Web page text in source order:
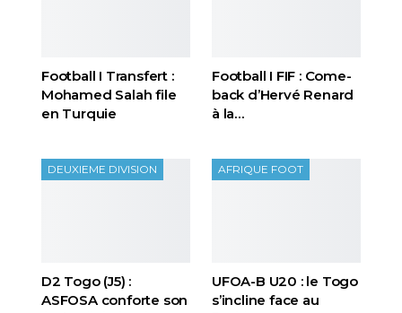
Football I Transfert :
Mohamed Salah file
en Turquie
Football I FIF : Come-
back d’Hervé Renard
à la…
DEUXIEME DIVISION
D2 Togo (J5) :
ASFOSA conforte son
AFRIQUE FOOT
UFOA-B U20 : le Togo
s’incline face au